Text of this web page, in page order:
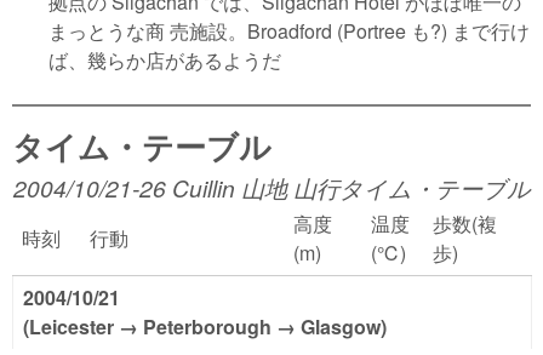
まっとうな商 売施設。Broadford (Portree も?) まで行け
ば、幾らか店があるようだ
タイム・テーブル
2004/10/21-26 Cuillin 山地 山行タイム・テーブル
時刻 行動
高度
(m)
温度
(℃)
歩数(複
歩)
2004/10/21
(Leicester → Peterborough → Glasgow)